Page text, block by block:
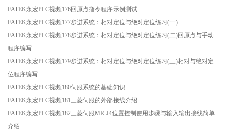
FATEK永宏PLC视频176回原点指令程序示例测试
FATEK永宏PLC视频177步进系统：相对定位与绝对定位练习(一)
FATEK永宏PLC视频178步进系统：相对定位与绝对定位练习(二)回原点与手动
程序编写
FATEK永宏PLC视频179步进系统：相对定位与绝对定位练习(三)相对与绝对定
位程序编写
FATEK永宏PLC视频180伺服系统的基础知识
FATEK永宏PLC视频181三菱伺服的外部接线介绍
FATEK永宏PLC视频182三菱伺服MR-J4位置控制使用步骤与输入输出接线简单
介绍